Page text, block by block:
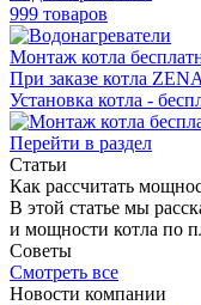
999 товаров
Монтаж котла
При заказе котла
Установка котла -
Перейти в раздел
Статьи
Как раcсчитать
В этой статье мы
и мощности котла по
Советы
Смотреть все
Новости компании